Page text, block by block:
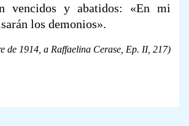
vencidos y abatidos: «En mi
los demonios».
de 1914, a Raffaelina Cerase, Ep. II, 217)